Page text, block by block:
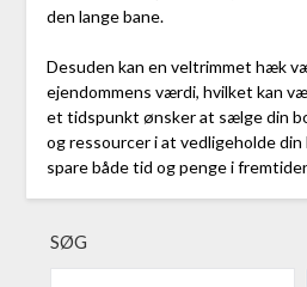
den lange bane.
Desuden kan en veltrimmet hæk
ejendommens værdi, hvilket kan
et tidspunkt ønsker at sælge din
og ressourcer i at vedligeholde din
spare både tid og penge i
SØG